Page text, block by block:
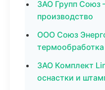
ЗАО Групп Союз
производство
ООО Союз
термообработка
ЗАО Комплект
оснастки и